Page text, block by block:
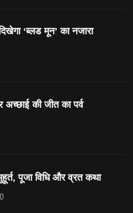
‘ब्लड मून’ का नजारा
की जीत का पर्व
पूजा विधि और व्रत कथा
0